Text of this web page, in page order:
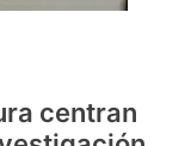
centran